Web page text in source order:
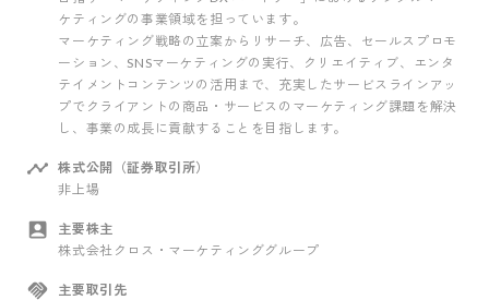
ケティングの事業領域を担っています。
マーケティング戦略の立案からリサーチ、広告、セールスプロモ
ーション、SNSマーケティングの実行、クリエイティブ、エンタ
テイメントコンテンツの活用まで、充実したサービスラインアッ
プでクライアントの商品・サービスのマーケティング課題を解決
し、事業の成長に貢献することを目指します。
株式公開（証券取引所）
非上場
主要株主
株式会社クロス・マーケティンググループ
主要取引先